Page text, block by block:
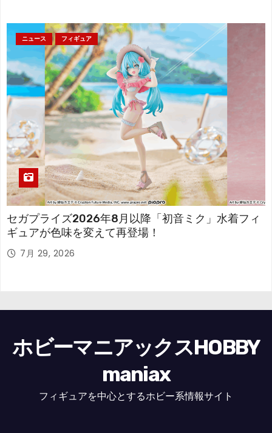
ニュース フィギュア
セガプライズ2026年8月以降「初音ミク」水着フィ
ギュアが色味を変えて再登場！
7月 29, 2026
ホビーマニアックスHOBBY
maniax
フィギュアを中心とするホビー系情報サイト